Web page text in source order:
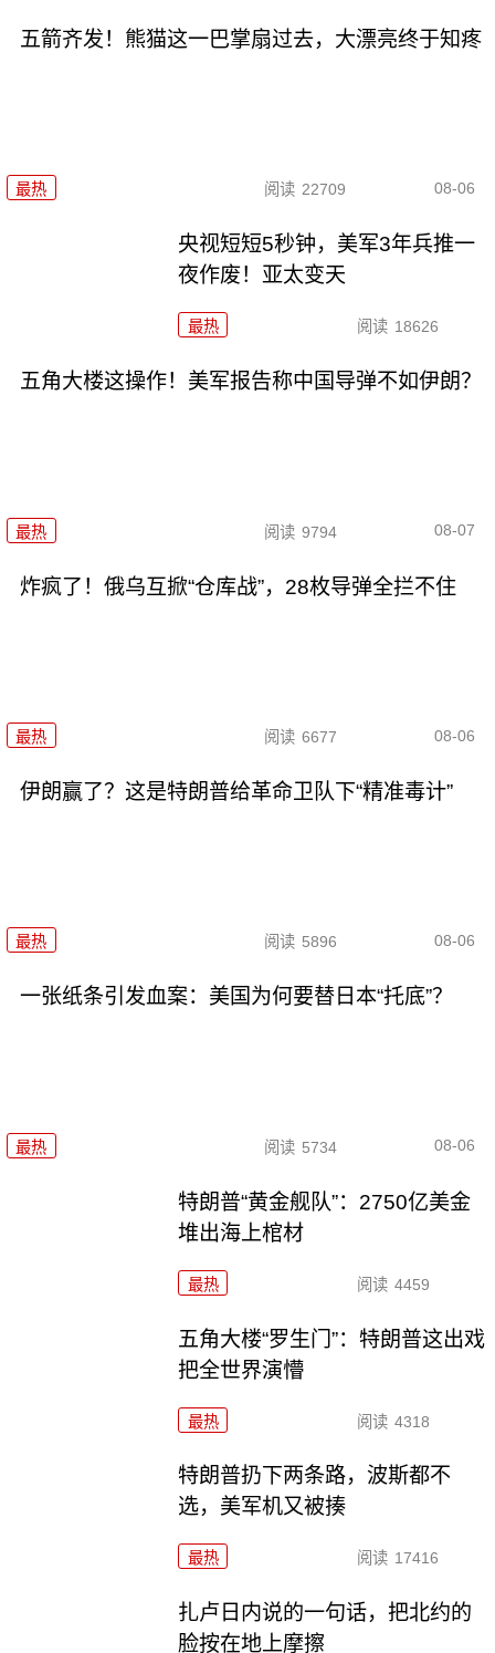
五箭齐发！熊猫这一巴掌扇过去，大漂亮终于知疼
最热 阅读 22709 08-06
央视短短5秒钟，美军3年兵推一
夜作废！亚太变天
最热 阅读 18626
五角大楼这操作！美军报告称中国导弹不如伊朗？
最热 阅读 9794 08-07
炸疯了！俄乌互掀“仓库战”，28枚导弹全拦不住
最热 阅读 6677 08-06
伊朗赢了？这是特朗普给革命卫队下“精准毒计”
最热 阅读 5896 08-06
一张纸条引发血案：美国为何要替日本“托底”？
最热 阅读 5734 08-06
特朗普“黄金舰队”：2750亿美金
堆出海上棺材
最热 阅读 4459
五角大楼“罗生门”：特朗普这出戏
把全世界演懵
最热 阅读 4318
特朗普扔下两条路，波斯都不
选，美军机又被揍
最热 阅读 17416
扎卢日内说的一句话，把北约的
脸按在地上摩擦